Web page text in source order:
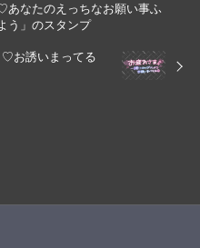
あなたのえっちなお願い事ふ
う」のスタンプ
♡お誘いまってる